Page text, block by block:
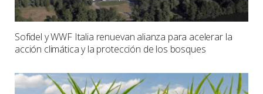
Sofidel y WWF Italia renuevan alianza para acelerar la
acción climática y la protección de los bosques